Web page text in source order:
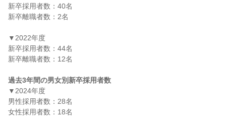
新卒採用者数：40名
新卒離職者数：2名
▼2022年度
新卒採用者数：44名
新卒離職者数：12名
過去3年間の男女別新卒採用者数
▼2024年度
男性採用者数：28名
女性採用者数：18名